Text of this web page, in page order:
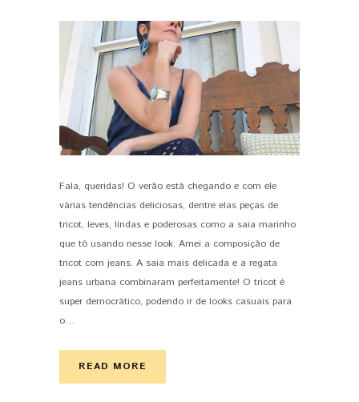
PIN IT
Fala, queridas! O verão está chegando e com ele
várias tendências deliciosas, dentre elas peças de
tricot, leves, lindas e poderosas como a saia marinho
que tô usando nesse look. Amei a composição de
tricot com jeans. A saia mais delicada e a regata
jeans urbana combinaram perfeitamente! O tricot é
super democrático, podendo ir de looks casuais para
o…
READ MORE